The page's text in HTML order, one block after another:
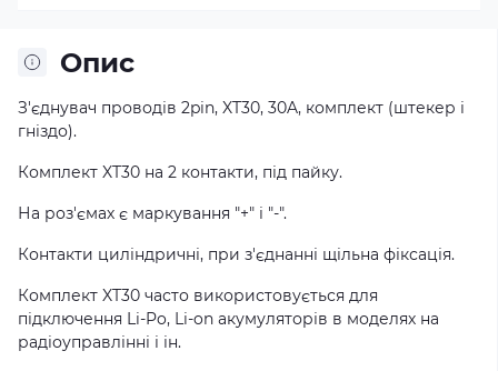
Опис
З'єднувач проводів 2pin, XT30, 30A, комплект (штекер і
гніздо).
Комплект XT30 на 2 контакти, під пайку.
На роз'ємах є маркування "+" і "-".
Контакти циліндричні, при з'єднанні щільна фіксація.
Комплект XT30 часто використовується для
підключення Li-Po, Li-on акумуляторів в моделях на
радіоуправлінні і ін.